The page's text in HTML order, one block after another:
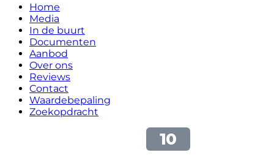
Home
Media
In de buurt
Documenten
Aanbod
Over ons
Reviews
Contact
Waardebepaling
Zoekopdracht